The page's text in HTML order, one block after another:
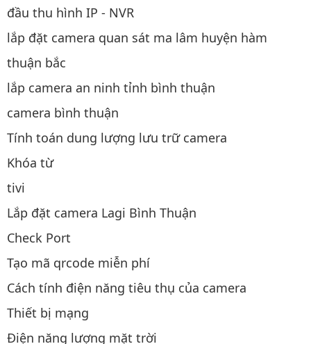
đầu thu hình IP - NVR
lắp đặt camera quan sát ma lâm huyện hàm
thuận bắc
lắp camera an ninh tỉnh bình thuận
camera bình thuận
Tính toán dung lượng lưu trữ camera
Khóa từ
tivi
Lắp đặt camera Lagi Bình Thuận
Check Port
Tạo mã qrcode miễn phí
Cách tính điện năng tiêu thụ của camera
Thiết bị mạng
Điện năng lượng mặt trời